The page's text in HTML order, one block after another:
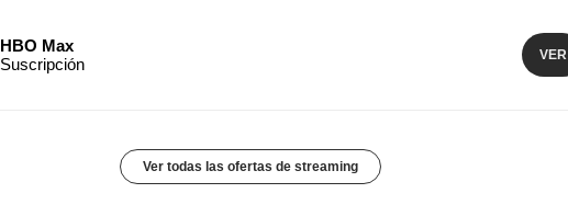
HBO Max
Suscripción
VER
Ver todas las ofertas de streaming